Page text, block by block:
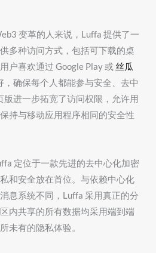
变革的人来说，Luffa 提供了一
多种访问方式，包括可下载的桌
户喜欢通过 Google Play 或丝瓜
，确保每个人都能参与安全、去中
版进一步拓宽了访问权限，允许用
持与移动应用程序相同的安全性
定位于一款先进的去中心化加密
和安全放在首位。与依赖中心化
息系统不同，Luffa 采用真正的分
内共享的所有数据均采用端到端
未有的隐私体验。